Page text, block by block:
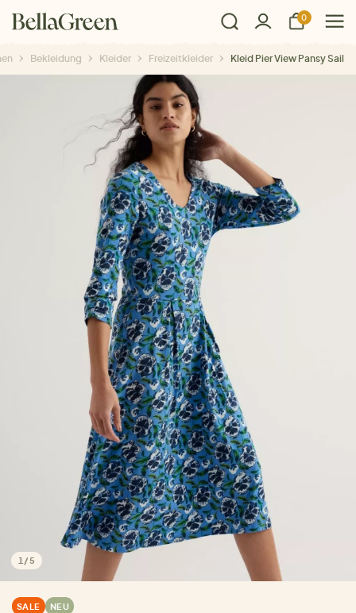
0
Bekleidung Kleider Freizeitkleider Kleid Pier View Pansy Sail
1 /5
SALE NEU